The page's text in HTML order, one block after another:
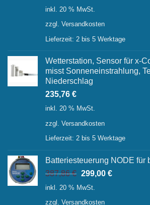
inkl. 20 % MwSt.
zzgl. Versandkosten
Lieferzeit: 2 bis 5 Werktage
Wetterstation, Sensor für x-
misst Sonneneinstrahlung,
Niederschlag
235,76 €
inkl. 20 % MwSt.
zzgl. Versandkosten
Lieferzeit: 2 bis 5 Werktage
Batteriesteuerung NODE für
387,86€ Ursprünglicher
Preis
299,00 €Aktueller
inkl. 20 % MwSt.
zzgl. Versandkosten